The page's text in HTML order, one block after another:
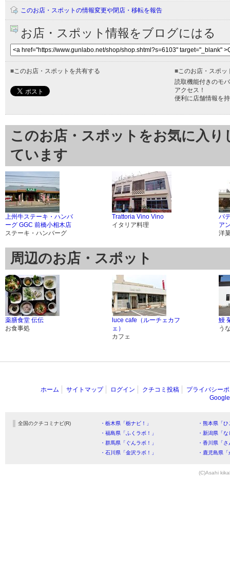
このお店・スポットの情報変更や閉店・移転を報告
お店・スポット情報をブログにはる
■このお店・スポットを共有する ■このお店・スポッ
読取機能付きのモ
アクセス！
便利に店舗情報を
このお店・スポットをお気に入
ています
上州牛ステーキ・ハンバ
ーグ GGC 前橋小相木店
ステーキ・ハンバーグ
Trattoria Vino Vino
イタリア料理
パ
ア
洋
周辺のお店・スポット
薬膳食堂 伝伝
お食事処
luce cafe（ルーチェカフ
ェ）
カフェ
鰻
う
ホーム サイトマップ ログイン クチコミ投稿
プライバシー
全国のクチコミナビ(R) ・栃木県「栃ナビ！」
・熊本県「
・福島県「ふくラボ！」
・新潟県「
・群馬県「ぐんラボ！」
・香川県「
・石川県「金沢ラボ！」
・鹿児島県
(C)Asahi